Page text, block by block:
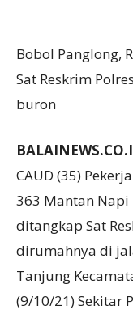
Bobol Panglong,
Sat Reskrim
buron
CAUD (35)
363 Mantan Napi
ditangkap Sat
dirumahnya di
Tanjung
(9/10/21) Sekitar